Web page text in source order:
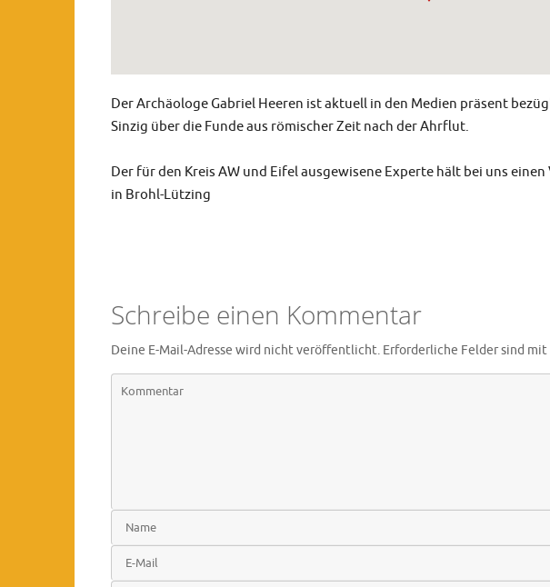
Der Archäologe Gabriel Heeren ist aktuell in den Medien präsent
Sinzig über die Funde aus römischer Zeit nach der Ahrflut.
Der für den Kreis AW und Eifel ausgewisene Experte hält bei uns
in Brohl-Lützing
Schreibe einen Kommentar
Deine E-Mail-Adresse wird nicht veröffentlicht. Erforderliche Felder sind mit